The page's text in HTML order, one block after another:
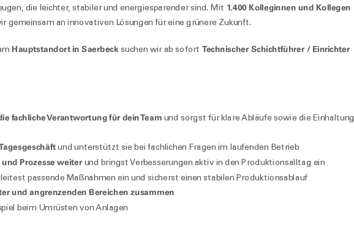
die leichter, stabiler und energiesparender sind. Mit 1.400 Kolleginnen und Kollegen
gemeinsam an innovativen Lösungen für eine grünere Zukunft.
Hauptstandort in Saerbecksuchen wir ab sofort Technischer Schichtführer / Einrichter
fachliche Verantwortung für dein Team und sorgst für klare Abläufe sowie die Einhaltung
und unterstützt sie bei fachlichen Fragen im laufenden Betrieb
Prozesse weiter und bringst Verbesserungen aktiv in den Produktionsalltag ein
, leitest passende Maßnahmen ein und sicherst einen stabilen Produktionsablauf
und angrenzenden Bereichen zusammen
beim Umrüsten von Anlagen